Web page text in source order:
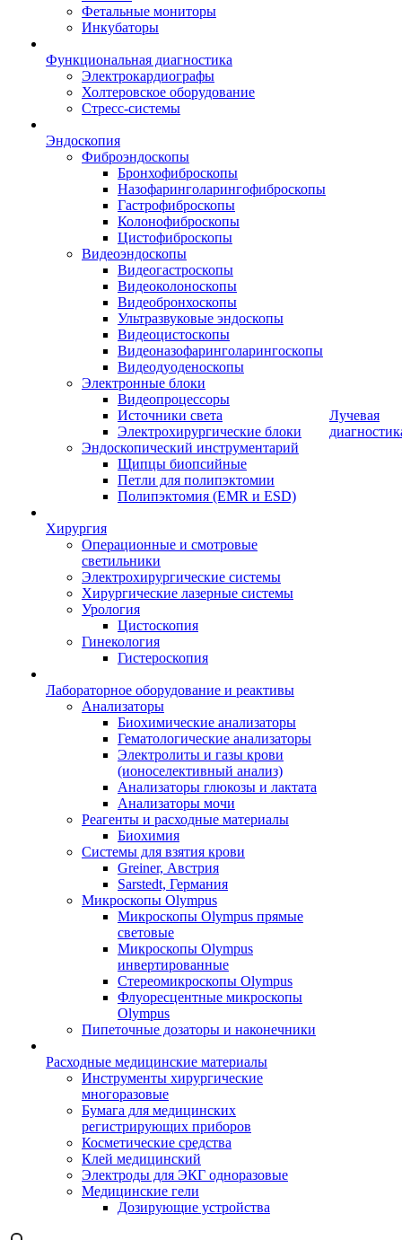
Фетальные мониторы
Инкубаторы
Функциональная диагностика
Электрокардиографы
Холтеровское оборудование
Стресс-системы
Эндоскопия
Фиброэндоскопы
Бронхофиброскопы
Назофаринголарингофиброскопы
Гастрофиброскопы
Колонофиброскопы
Цистофиброскопы
Видеоэндоскопы
Видеогастроскопы
Видеоколоноскопы
Видеобронхоскопы
Ультразвуковые эндоскопы
Видеоцистоскопы
Видеоназофаринголарингоскопы
Видеодуоденоскопы
Электронные блоки
Видеопроцессоры
Источники света
Электрохирургические блоки
Эндоскопический инструментарий
Щипцы биопсийные
Петли для полипэктомии
Полипэктомия (EMR и ESD)
Хирургия
Операционные и смотровые
светильники
Электрохирургические системы
Хирургические лазерные системы
Урология
Цистоскопия
Гинекология
Гистероскопия
Лабораторное оборудование и реактивы
Анализаторы
Биохимические анализаторы
Гематологические анализаторы
Электролиты и газы крови
(ионоселективный анализ)
Анализаторы глюкозы и лактата
Анализаторы мочи
Реагенты и расходные материалы
Биохимия
Системы для взятия крови
Greiner, Австрия
Sarstedt, Германия
Микроскопы Olympus
Микроскопы Olympus прямые
световые
Микроскопы Olympus
инвертированные
Стереомикроскопы Olympus
Флуоресцентные микроскопы
Olympus
Пипеточные дозаторы и наконечники
Расходные медицинские материалы
Инструменты хирургические
многоразовые
Бумага для медицинских
регистрирующих приборов
Косметические средства
Клей медицинский
Электроды для ЭКГ одноразовые
Медицинские гели
Дозирующие устройства
Лучевая